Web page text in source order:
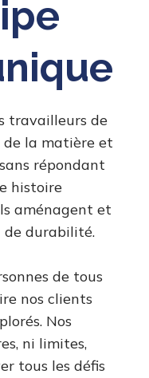
travailleurs de
de la matière et
répondant
histoire
aménagent et
de durabilité.
de tous
nos clients
Nos
ni limites,
tous les défis